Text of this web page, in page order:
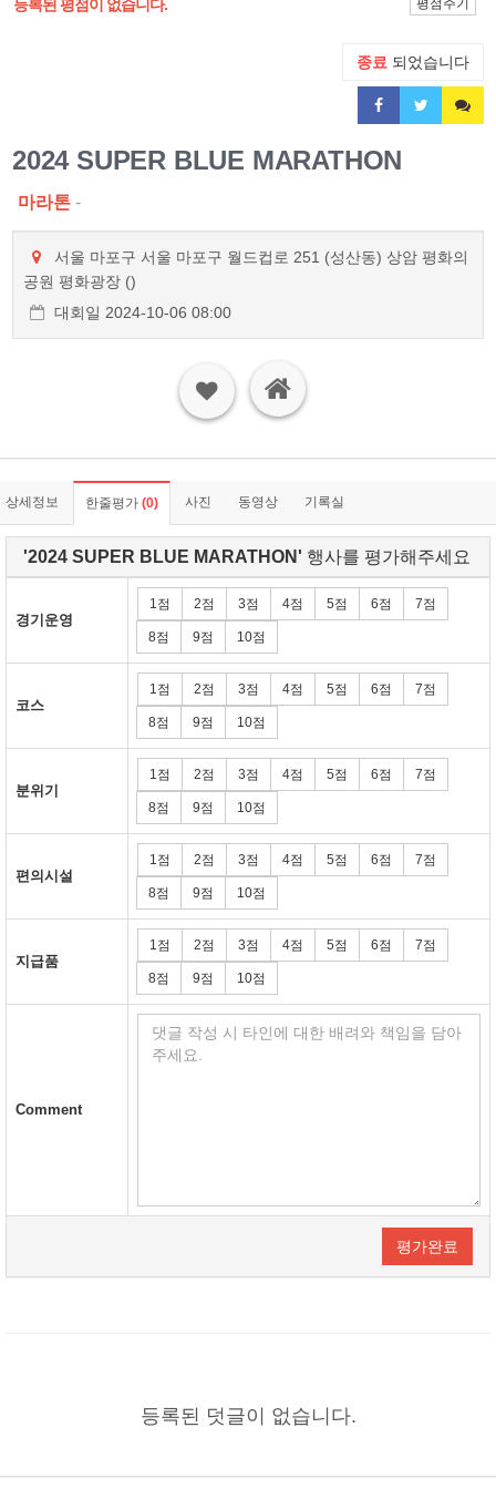
등록된 평점이 없습니다. 평점주기
종료 되었습니다
2024 SUPER BLUE MARATHON
마라톤 -
서울 마포구 서울 마포구 월드컵로 251 (성산동) 상암 평화의
공원 평화광장 ()
대회일 2024-10-06 08:00
상세정보 한줄평가 (0) 사진 동영상 기록실
'2024 SUPER BLUE MARATHON' 행사를 평가해주세요
경기운영
1점 2점 3점 4점 5점 6점 7점
8점 9점 10점
코스
1점 2점 3점 4점 5점 6점 7점
8점 9점 10점
분위기
1점 2점 3점 4점 5점 6점 7점
8점 9점 10점
편의시설
1점 2점 3점 4점 5점 6점 7점
8점 9점 10점
지급품
1점 2점 3점 4점 5점 6점 7점
8점 9점 10점
Comment
평가완료
등록된 덧글이 없습니다.